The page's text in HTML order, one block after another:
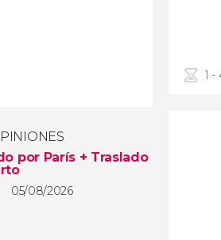
por París + Traslado
05/08/2026
1 -